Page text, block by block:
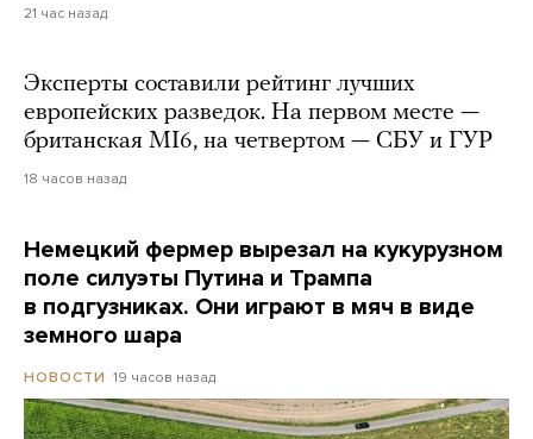
21 час назад
Эксперты составили рейтинг лучших
европейских разведок. На первом месте —
британская MI6, на четвертом — СБУ и ГУР
18 часов назад
Немецкий фермер вырезал на кукурузном
поле силуэты Путина и Трампа
в подгузниках. Они играют в мяч в виде
земного шара
НОВОСТИ 19 часов назад